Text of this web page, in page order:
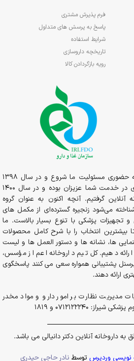
فرم پذیرش مشتری
پاسخ به پرسش های متداول
شرایط استفاده
تاریخچه داروسازی
رویه بازگردادن کالا
از سال 1394در قالب داروخانه حضوری مسئولیت ما شروع و در سال 1398
داروخانه به صورت شبانه روزی در خدمت شما عزیزان بوده و در سال 1400
آنلاین گرفتیم. آنچه اکنون به عنوان گروه
شناخته می‌شود زنجیره گسترده‌ای از مکمل های
و تجهیزات پزشکی با تنوع بسیار بالاست. ما
بیشترین انتخاب را با شرح کامل محصولات
ها، نشانه ها و دستور العمل ها و لیست
دهیم. کل تیم داروخانه اعم از مؤسس،
پشتیبانی همواره سعی می کنند پاسخگوی
ارائه دهند.
مدیریت نظارت بر امور دارو و مواد مخدر
0712122240 و 1819
داروخانه آنلاین دکتر دانیالی می باشد.
نویسی وردپرس توسط نادر حاجی حیدری